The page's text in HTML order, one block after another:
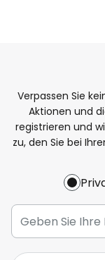
Verpassen Sie
Aktionen und
registrieren und
zu, den Sie bei